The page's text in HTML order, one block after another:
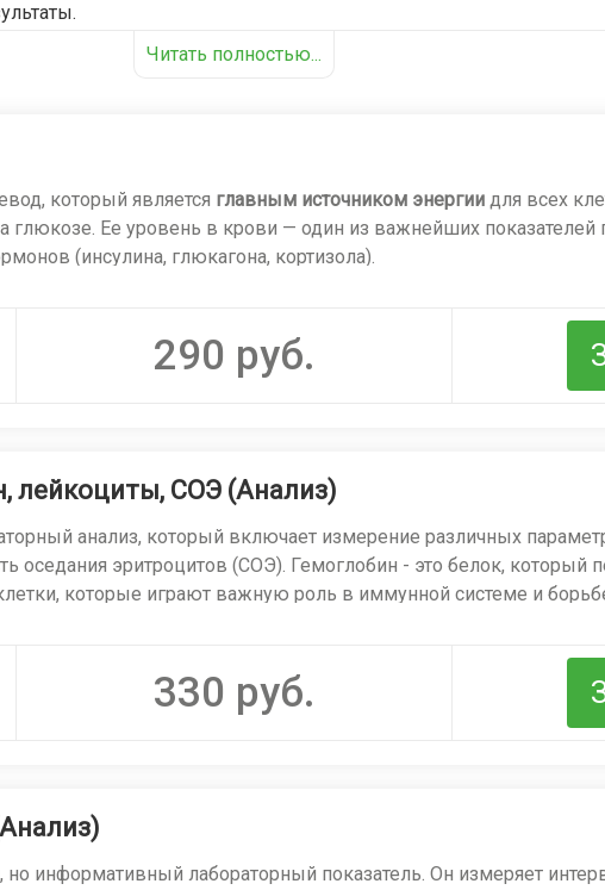
а наш опытный персонал состоит из
результатов и обеспечиваем точность и достоверность
уверены в качестве предоставляемых услуг и надежности
возникновение заболеваний путем
Читать полностью...
который является главным источником энергии для всех
глюкозе. Ее уровень в крови — один из важнейших показателей
(инсулина, глюкагона, кортизола).
теста (ГТТ).
или сахароснижающих таблеток, голодание, инсулинома,
290 руб.
лейкоциты, СОЭ (Анализ)
анализ, который включает измерение различных
оседания эритроцитов (СОЭ). Гемоглобин - это белок, который
которые играют важную роль в иммунной системе и
эритроцитов и может быть повышен при различных
инструментом для общей оценки здоровья пациента и
330 руб.
но информативный лабораторный показатель. Он измеряет